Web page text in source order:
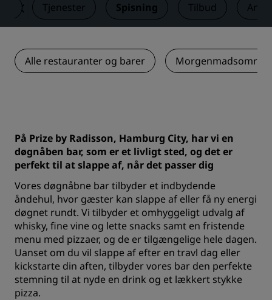
Tjenester Spisning Tilbud
Alle restauranter og barer
På Prize by Radisson, Hamburg City, har vi en
døgnåben bar, som er et livligt sted, og det er
perfekt til at slappe af, når det passer dig
Vores døgnåbne bar tilbyder et indbydende
åndehul, hvor gæster kan slappe af eller få ny energi
døgnet rundt. Vi tilbyder et omhyggeligt udvalg af
whisky, fine vine og lette snacks samt en fristende
menu med pizzaer, og de er tilgængelige hele dagen.
Uanset om du vil slappe af efter en travl dag eller
kickstarte din aften, tilbyder vores bar den perfekte
stemning til at nyde en drink og et lækkert stykke
pizza.